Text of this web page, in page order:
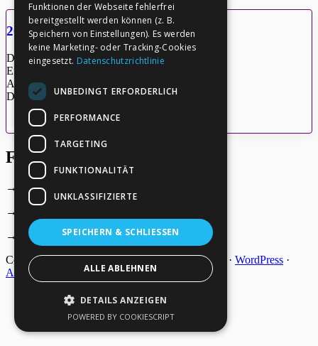
2020-02-28_Quinsey
Dateigröße: 338.37 KB
Erstellt: 27-05-2026
Aktualisiert: 27-05-2026
Downloads: 4
Herunterladen
Footer
→
Deine Spende
→
→
Kontakt zum PAO Team
Copyright © 2026 ·EpikonGenesis Framework · WordPress ·
Anmelden
Funktionen der Webseite fehlerfrei
bereitgestellt werden können (z. B.
Speichern von Einstellungen). Es werden
keine Marketing- oder Tracking-Cookies
eingesetzt. Datenschutzrichtlinie
UNBEDINGT ERFORDERLICH
PERFORMANCE
TARGETING
FUNKTIONALITÄT
UNKLASSIFIZIERTE
SPEICHERN & SCHLIESSEN
ALLE ABLEHNEN
DETAILS ANZEIGEN
POWERED BY COOKIESCRIPT